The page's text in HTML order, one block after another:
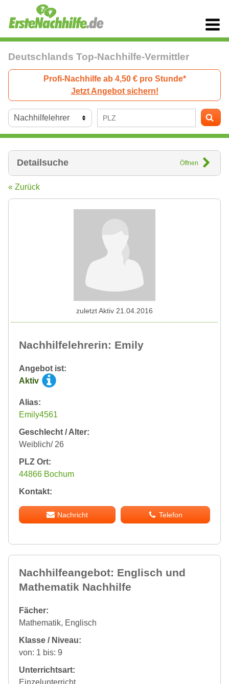
Deutschlands Top-Nachhilfe-Vermittler
Profi-Nachhilfe ab 4,50 € pro Stunde*
Jetzt Angebot sichern!
Detailsuche Öffnen
« Zurück
Nachhilfelehrerin: Emily
Angebot ist:
Aktiv
Alias:
Emily4561
Geschlecht / Alter:
Weiblich/ 26
PLZ Ort:
44866 Bochum
Kontakt:
Nachricht Telefon
zuletzt Aktiv 21.04.2016
Nachhilfeangebot: Englisch und
Mathematik Nachhilfe
Fächer:
Mathematik, Englisch
Klasse / Niveau:
von: 1 bis: 9
Unterrichtsart: